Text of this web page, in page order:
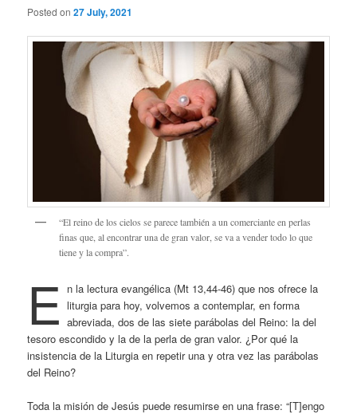
Posted on27 July, 2021
“El reino de los cielos se parece también a un comerciante en perlas
finas que, al encontrar una de gran valor, se va a vender todo lo que
tiene y la compra”.
E n la lectura evangélica (Mt 13,44-46) que nos ofrece la
liturgia para hoy, volvemos a contemplar, en forma
abreviada, dos de las siete parábolas del Reino: la del
tesoro escondido y la de la perla de gran valor. ¿Por qué la
insistencia de la Liturgia en repetir una y otra vez las parábolas
del Reino?
Toda la misión de Jesús puede resumirse en una frase: “[T]engo